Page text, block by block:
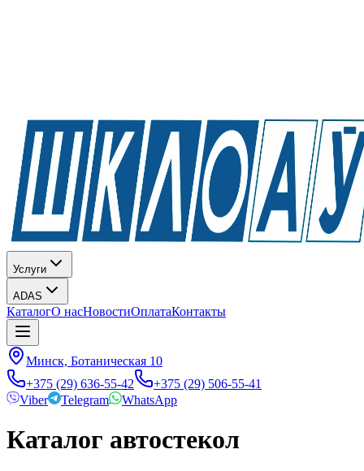
Услуги
ADAS
КаталогО насНовостиОплатаКонтакты
Минск, Ботаническая 10
+375 (29) 636-55-42
+375 (29) 506-55-41
Viber
Telegram WhatsApp
Каталог автостекол